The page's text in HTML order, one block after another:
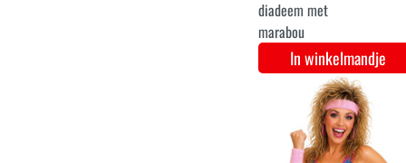
Engelen kroontje /
aureool rood
In winkelmandje